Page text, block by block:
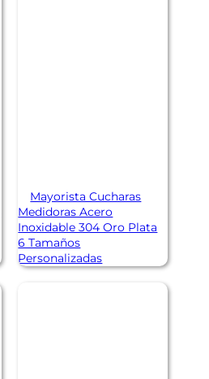
Mayorista Cucharas
Medidoras Acero
Inoxidable 304 Oro Plata
6 Tamaños
Personalizadas